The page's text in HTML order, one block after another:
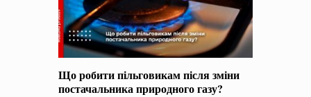
Що робити пільговикам після зміни
постачальника природного газу?